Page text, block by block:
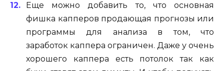
Еще можно добавить то, что основная
фишка капперов продающая прогнозы или
программы для анализа в том, что
заработок каппера ограничен. Даже у очень
хорошего каппера есть потолок так как